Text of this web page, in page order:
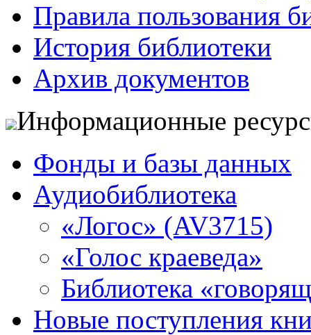
Правила пользования
История библиотеки
Архив документов
Информационные
Фонды и базы данных
Аудиобиблиотека
«Логос» (AV3715)
«Голос краеведа»
Библиотека
Новые поступления